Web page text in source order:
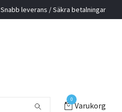
Snabb leverans / Säkra betalningar
0
Varukorg